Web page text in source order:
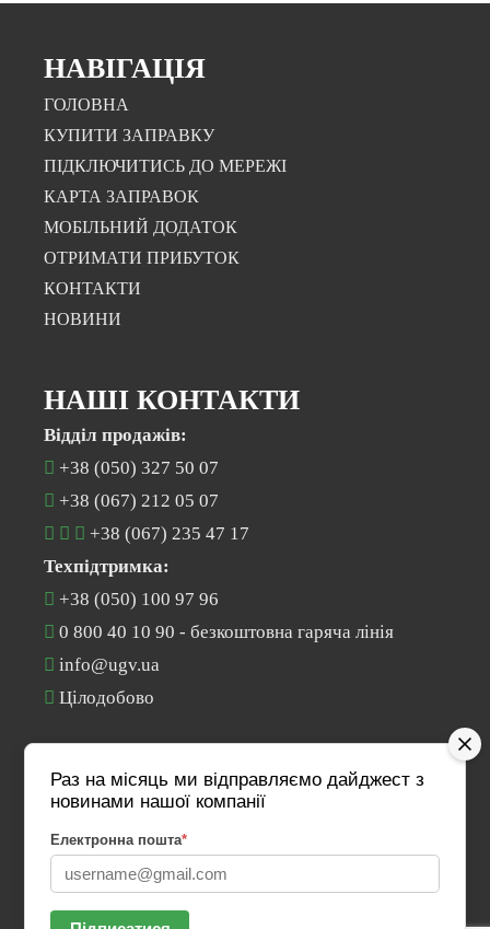
НАВІГАЦІЯ
ГОЛОВНА
КУПИТИ ЗАПРАВКУ
ПІДКЛЮЧИТИСЬ ДО МЕРЕЖІ
КАРТА ЗАПРАВОК
МОБІЛЬНИЙ ДОДАТОК
ОТРИМАТИ ПРИБУТОК
КОНТАКТИ
НОВИНИ
НАШІ КОНТАКТИ
Відділ продажів:
+38 (050) 327 50 07
+38 (067) 212 05 07
+38 (067) 235 47 17
Техпідтримка:
+38 (050) 100 97 96
0 800 40 10 90 - безкоштовна гаряча лінія
info@ugv.ua
Цілодобово
МАЄТЕ ПИТАННЯ?
Раз на місяць ми відправляємо дайджест з
новинами нашої компанії
Електронна пошта*